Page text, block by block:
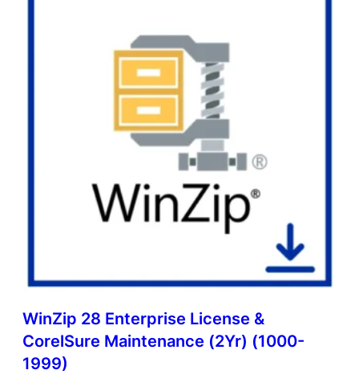
WinZip 28 Enterprise License &
CorelSure Maintenance (2Yr) (1000-
1999)